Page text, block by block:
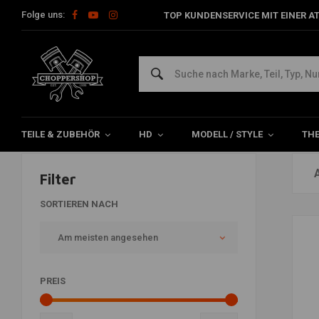
Folge uns: TOP KUNDENSERVICE MIT EINER
TEILE & ZUBEHÖR HD MODELL / STYLE
Mechanix
Home Marken Mechanix
Filter
SORTIEREN NACH
Am meisten angesehen
PREIS